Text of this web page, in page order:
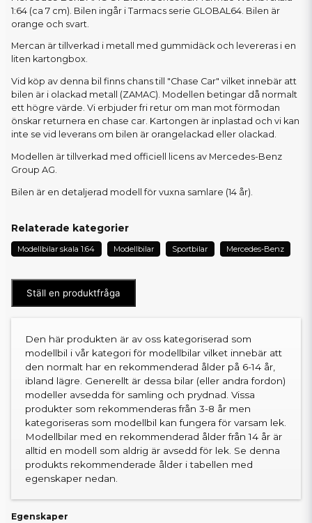
1:64 (ca 7 cm). Bilen ingår i Tarmacs serie GLOBAL64. Bilen är
orange och svart.
Mercan är tillverkad i metall med gummidäck och levereras i en
liten kartongbox.
Vid köp av denna bil finns chans till "Chase Car" vilket innebär att
bilen är i olackad metall (ZAMAC). Modellen betingar då normalt
ett högre värde. Vi erbjuder fri retur om man mot förmodan
önskar returnera en chase car. Kartongen är inplastad och vi kan
inte se vid leverans om bilen är orangelackad eller olackad.
Modellen är tillverkad med officiell licens av Mercedes-Benz
Group AG.
Bilen är en detaljerad modell för vuxna samlare (14 år).
Relaterade kategorier
Modellbilar skala 1:64 Modellbilar Sportbilar Mercedes-Benz
Ställ en produktfråga
Den här produkten är av oss kategoriserad som
modellbil i vår kategori för modellbilar vilket innebär att
den normalt har en rekommenderad ålder på 6-14 år,
ibland lägre. Generellt är dessa bilar (eller andra fordon)
modeller avsedda för samling och prydnad. Vissa
produkter som rekommenderas från 3-8 år men
kategoriseras som modellbil kan fungera för varsam lek.
Modellbilar med en rekommenderad ålder från 14 år är
alltid en modell som aldrig är avsedd för lek. Se denna
produkts rekommenderade ålder i tabellen med
egenskaper nedan.
Egenskaper